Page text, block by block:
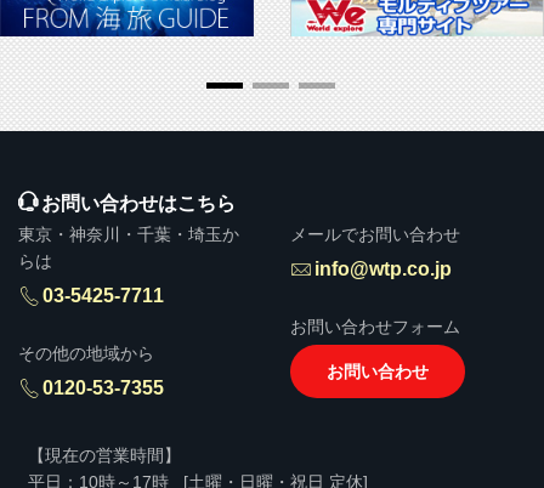
▶ 推奨販売・勧誘方針
お問い合わせはこちら
東京・神奈川・千葉・埼玉か
らは
03-5425-7711
その他の地域から
0120-53-7355
メールでお問い合わせ
info@wtp.co.jp
お問い合わせフォーム
お問い合わせ
【現在の営業時間】
平日：10時～17時
[土曜・日曜・祝日 定休]